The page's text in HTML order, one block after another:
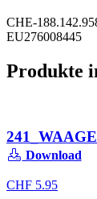
CHE-
EU276008445
Produkte
Download
CHF 5.95